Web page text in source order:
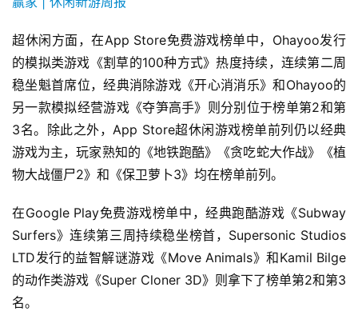
茶
创
游
戏
业
界
机
游
戏
单
机
超休闲方面，在App Store免费游戏榜单中，Ohayoo发行
的模拟类游戏《割草的100种方式》热度持续，连续第二周
稳坐魁首席位，经典消除游戏《开心消消乐》和Ohayoo的
另一款模拟经营游戏《夺笋高手》则分别位于榜单第2和第
3名。除此之外，App Store超休闲游戏榜单前列仍以经典
游戏为主，玩家熟知的《地铁跑酷》《贪吃蛇大作战》《植
物大战僵尸2》和《保卫萝卜3》均在榜单前列。
在Google Play免费游戏榜单中，经典跑酷游戏《Subway
Surfers》连续第三周持续稳坐榜首，Supersonic Studios
LTD发行的益智解谜游戏《Move Animals》和Kamil Bilge
的动作类游戏《Super Cloner 3D》则拿下了榜单第2和第3
名。